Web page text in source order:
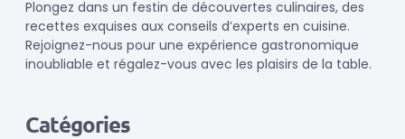
Plongez dans un festin de découvertes culinaires, des
recettes exquises aux conseils d’experts en cuisine.
Rejoignez-nous pour une expérience gastronomique
inoubliable et régalez-vous avec les plaisirs de la table.
Catégories